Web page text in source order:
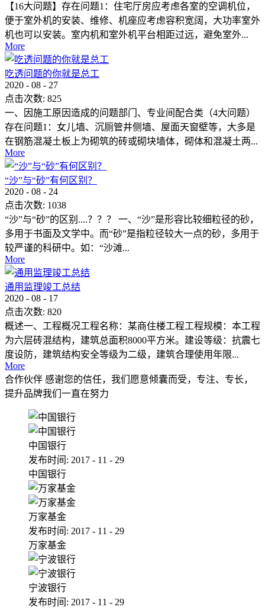
【16大问题】存在问题1：住宅厅房应考虑各室的空调机位，
便于室外机的安装、维修、机座应考虑容积宽阔，大功率室外
机也可以安装。室内机和室外机平台相距过远，避免室外...
More
吃透问题的你就是总工
2020 - 08 - 27
点击次数: 825
一、因施工原因造成的问题部门、专业间配合类（4大问题）
存在问题1：女儿墙、沉厕管井侧墙、屋面天窗壁等，大多是
在钢筋混凝土板上为砌筑的砖或砌块墙体，砌体和混凝土两...
More
“沙”与“砂”有何区别？
2020 - 08 - 24
点击次数: 1038
“沙”与“砂”的区别....？？？ 一、“沙”是形容比较细粒径的砂，
多用于书面及文学中。而“砂”是指粒径较大一点的砂，多用于
较严谨的科研中。如：“沙滩...
More
通用监理竣工总结
2020 - 08 - 17
点击次数: 820
概述一、工程概况工程名称：某商住楼工程工程规模：本工程
为六层砖混结构，建筑总面积8000平方米。建设等级：抗震七
度设防，建筑结构安全等级为二级，建筑合理使用年限...
More
合作伙伴 感谢您的信任，我们愿意倾囊而受，专注、专长，
提升品牌我们一直在努力
中国银行
发布时间: 2017 - 11 - 29
中国银行
万家基金
发布时间: 2017 - 11 - 29
万家基金
宁波银行
发布时间: 2017 - 11 - 29